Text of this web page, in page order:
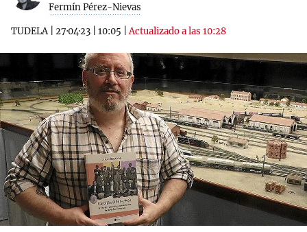
Fermín Pérez-Nievas
TUDELA| 27·04·23 10:05 |Actualizado a las 10:28